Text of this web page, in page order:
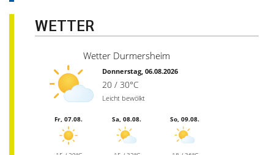
WETTER
Wetter Durmersheim
Donnerstag, 06.08.2026
20 / 30°C
Leicht bewölkt
Fr, 07.08. Sa, 08.08. So, 09.08.